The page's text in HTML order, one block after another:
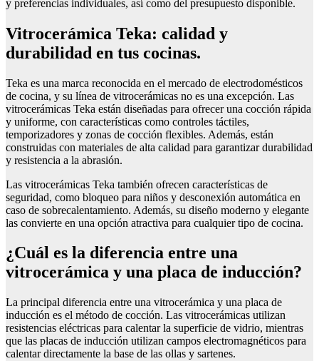
y preferencias individuales, así como del presupuesto disponible.
Vitrocerámica Teka: calidad y
durabilidad en tus cocinas.
Teka es una marca reconocida en el mercado de electrodomésticos
de cocina, y su línea de vitrocerámicas no es una excepción. Las
vitrocerámicas Teka están diseñadas para ofrecer una cocción rápida
y uniforme, con características como controles táctiles,
temporizadores y zonas de cocción flexibles. Además, están
construidas con materiales de alta calidad para garantizar durabilidad
y resistencia a la abrasión.
Las vitrocerámicas Teka también ofrecen características de
seguridad, como bloqueo para niños y desconexión automática en
caso de sobrecalentamiento. Además, su diseño moderno y elegante
las convierte en una opción atractiva para cualquier tipo de cocina.
¿Cuál es la diferencia entre una
vitrocerámica y una placa de inducción?
La principal diferencia entre una vitrocerámica y una placa de
inducción es el método de cocción. Las vitrocerámicas utilizan
resistencias eléctricas para calentar la superficie de vidrio, mientras
que las placas de inducción utilizan campos electromagnéticos para
calentar directamente la base de las ollas y sartenes.